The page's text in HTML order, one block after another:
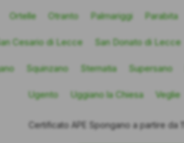
Ortelle Otranto Palmariggi Parabita
Cesario di Lecce San Donato di Lecce
Squinzano Sternatia Supersano
Ugento Uggiano la Chiesa Veglie
Certificato APE Spongano a partire da